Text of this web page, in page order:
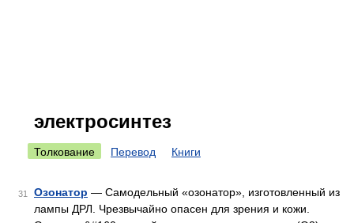
электросинтез
Толкование Перевод Книги
31 Озонатор — Самодельный «озонатор», изготовленный из
лампы ДРЛ. Чрезвычайно опасен для зрения и кожи.